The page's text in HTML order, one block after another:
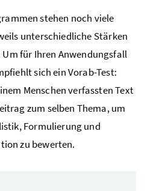
stehen noch viele
unterschiedliche Stärken
für Ihren Anwendungsfall
sich ein Vorab-Test:
Menschen verfassten Text
zum selben Thema, um
Formulierung und
zu bewerten.